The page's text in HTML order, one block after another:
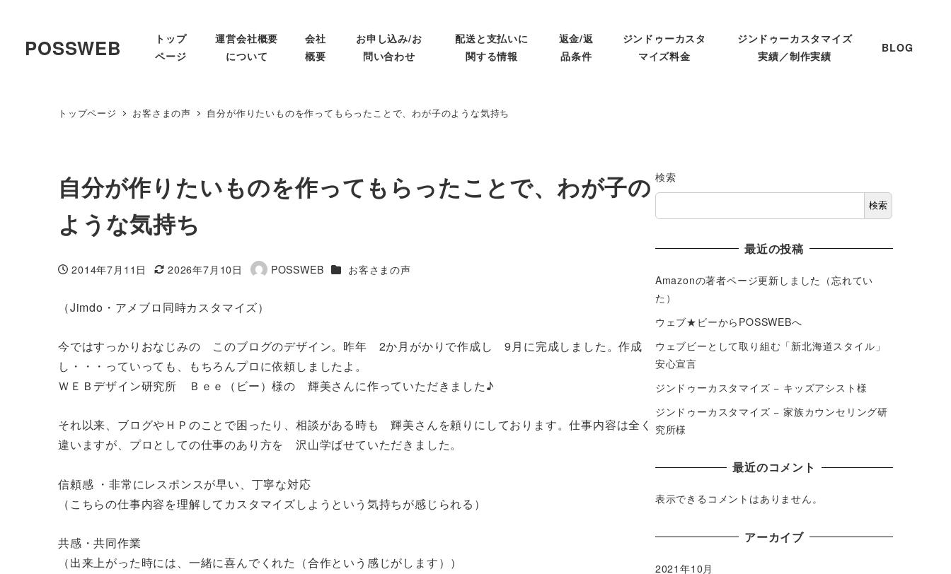
POSSWEB
トップ
ページ
運営会社概要
について
会社
概要
お申し込み/お
問い合わせ
配送と支払いに
関する情報
返金/返
品条件
ジンドゥーカスタ
マイズ料金
ジンドゥーカスタマイズ
実績／制作実績
BLOG
トップページ お客さまの声 自分が作りたいものを作ってもらったことで、わが子のような気持ち
自分が作りたいものを作ってもらったことで、わが子の
ような気持ち
投稿日
2014年7月11日
更新日
2026年7月10日
著
POSSWEB カテゴリー
お客さまの声
（Jimdo・アメブロ同時カスタマイズ）
今ではすっかりおなじみの このブログのデザイン。昨年 2か月がかりで作成し 9月に完成しました。作成
し・・・っていっても、もちろんプロに依頼しましたよ。
ＷＥＢデザイン研究所 Ｂｅｅ（ビー）様の 輝美さんに作っていただきました♪
それ以来、ブログやＨＰのことで困ったり、相談がある時も 輝美さんを頼りにしております。仕事内容は全く
違いますが、プロとしての仕事のあり方を 沢山学ばせていただきました。
信頼感 ・非常にレスポンスが早い、丁寧な対応
（こちらの仕事内容を理解してカスタマイズしようという気持ちが感じられる）
共感・共同作業
（出来上がった時には、一緒に喜んでくれた（合作という感じがします））
検索
検索
最近の投稿
Amazonの著者ページ更新しました（忘れてい
た）
ウェブ★ビーからPOSSWEBへ
ウェブビーとして取り組む「新北海道スタイル」
安心宣言
ジンドゥーカスタマイズ − キッズアシスト様
ジンドゥーカスタマイズ − 家族カウンセリング研
究所様
最近のコメント
表示できるコメントはありません。
アーカイブ
2021年10月